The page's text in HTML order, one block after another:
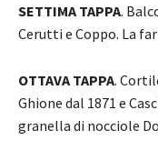
SETTIMA TAPPA.
Cerutti e Coppo. La
OTTAVA TAPPA.
Ghione dal 1871 e
granella di nocciole